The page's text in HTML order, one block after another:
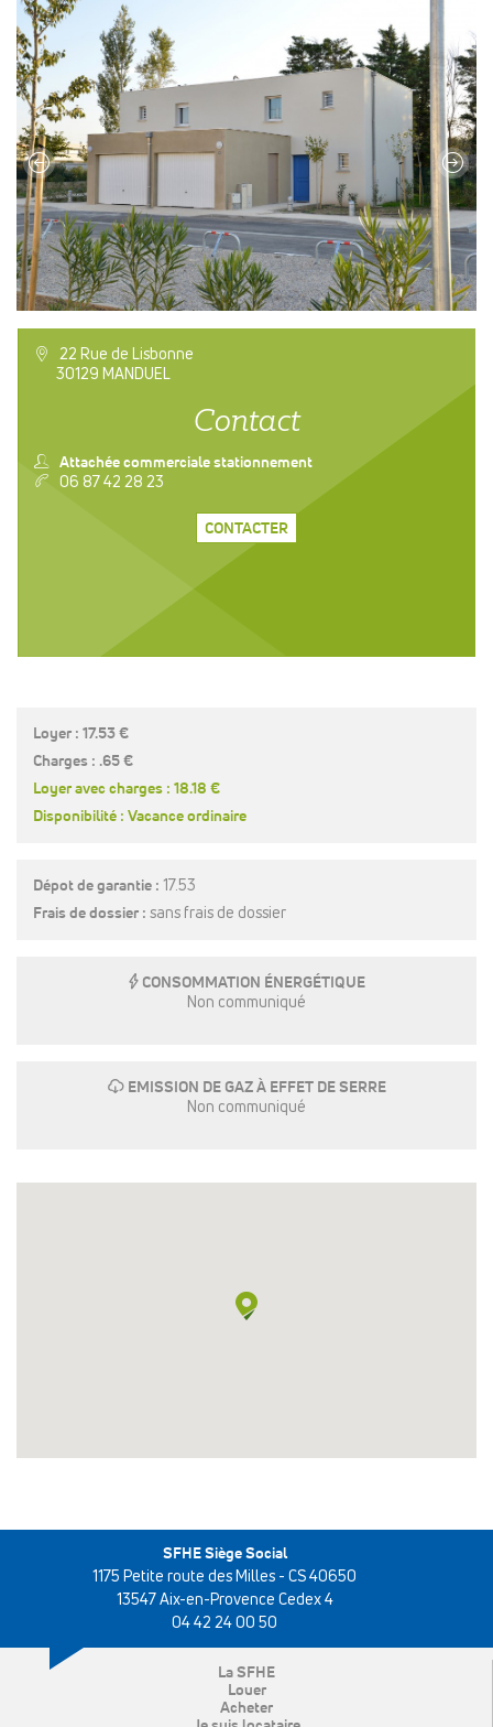
a
22 Rue de Lisbonne
30129 MANDUEL
Contact
n Attachée commerciale stationnement
v 06 87 42 28 23
CONTACTER
Loyer : 17.53 €
Charges : .65 €
Loyer avec charges : 18.18 €
Disponibilité : Vacance ordinaire
Dépot de garantie : 17.53
Frais de dossier : sans frais de dossier
E CONSOMMATION ÉNERGÉTIQUE
Non communiqué
g EMISSION DE GAZ À EFFET DE SERRE
Non communiqué
SFHE Siège Social
1175 Petite route des Milles - CS 40650
13547 Aix-en-Provence Cedex 4
04 42 24 00 50
La SFHE
Louer
Acheter